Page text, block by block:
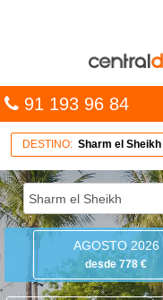
91 193 96 84
MULTIDESTINO
VACACIONES
HOTELES
DESTINO: Sharm el Sheikh
AGOSTO 2026
desde 778 €